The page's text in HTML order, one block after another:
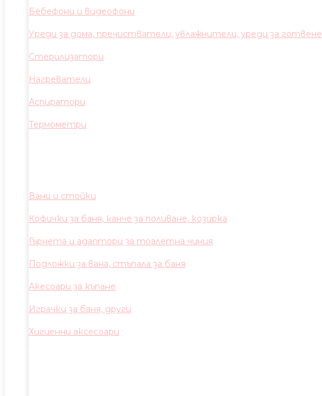
Бебефони и видеофони
Уреди за дома, пречистватели, увлажнители, уреди за готвене
Стерилизатори
Нагреватели
Аспиратори
Термометри
Вани и стойки
Кофички за баня, канче за поливане, козирка
Гърнета и адаптори за тоалетна чиния
Подложки за вана, стъпала за баня
Акесоари за къпане
Играчки за баня, други
Хигиенни аксесоари